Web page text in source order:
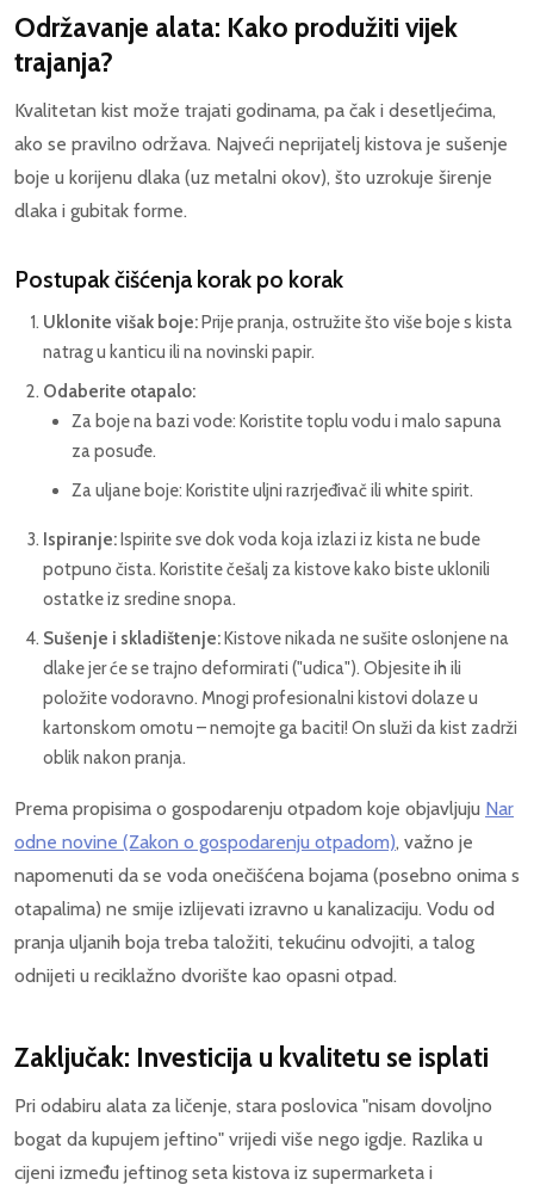
Održavanje alata: Kako produžiti vijek
trajanja?
Kvalitetan kist može trajati godinama, pa čak i desetljećima,
ako se pravilno održava. Najveći neprijatelj kistova je sušenje
boje u korijenu dlaka (uz metalni okov), što uzrokuje širenje
dlaka i gubitak forme.
Postupak čišćenja korak po korak
Uklonite višak boje:Prije pranja, ostružite što više boje s kista
natrag u kanticu ili na novinski papir.
Odaberite otapalo:
Za boje na bazi vode: Koristite toplu vodu i malo sapuna
za posuđe.
Za uljane boje: Koristite uljni razrjeđivač ili white spirit.
Ispiranje:Ispirite sve dok voda koja izlazi iz kista ne bude
potpuno čista. Koristite češalj za kistove kako biste uklonili
ostatke iz sredine snopa.
Sušenje i skladištenje:Kistove nikada ne sušite oslonjene na
dlake jer će se trajno deformirati ("udica"). Objesite ih ili
položite vodoravno. Mnogi profesionalni kistovi dolaze u
kartonskom omotu – nemojte ga baciti! On služi da kist zadrži
oblik nakon pranja.
Prema propisima o gospodarenju otpadom koje objavljuju Nar
odne novine (Zakon o gospodarenju otpadom), važno je
napomenuti da se voda onečišćena bojama (posebno onima s
otapalima) ne smije izlijevati izravno u kanalizaciju. Vodu od
pranja uljanih boja treba taložiti, tekućinu odvojiti, a talog
odnijeti u reciklažno dvorište kao opasni otpad.
Zaključak: Investicija u kvalitetu se isplati
Pri odabiru alata za ličenje, stara poslovica "nisam dovoljno
bogat da kupujem jeftino" vrijedi više nego igdje. Razlika u
cijeni između jeftinog seta kistova iz supermarketa i